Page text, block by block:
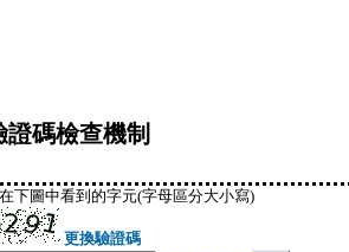
證碼檢查機制
下圖中看到的字元(字母區分大小寫)
更換驗證碼